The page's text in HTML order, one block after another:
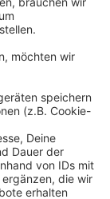
heißt
dort